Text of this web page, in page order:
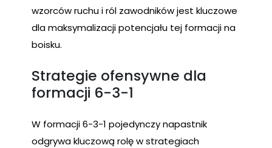
wzorców ruchu i ról zawodników jest kluczowe
dla maksymalizacji potencjału tej formacji na
boisku.
Strategie ofensywne dla
formacji 6-3-1
W formacji 6-3-1 pojedynczy napastnik
odgrywa kluczową rolę w strategiach